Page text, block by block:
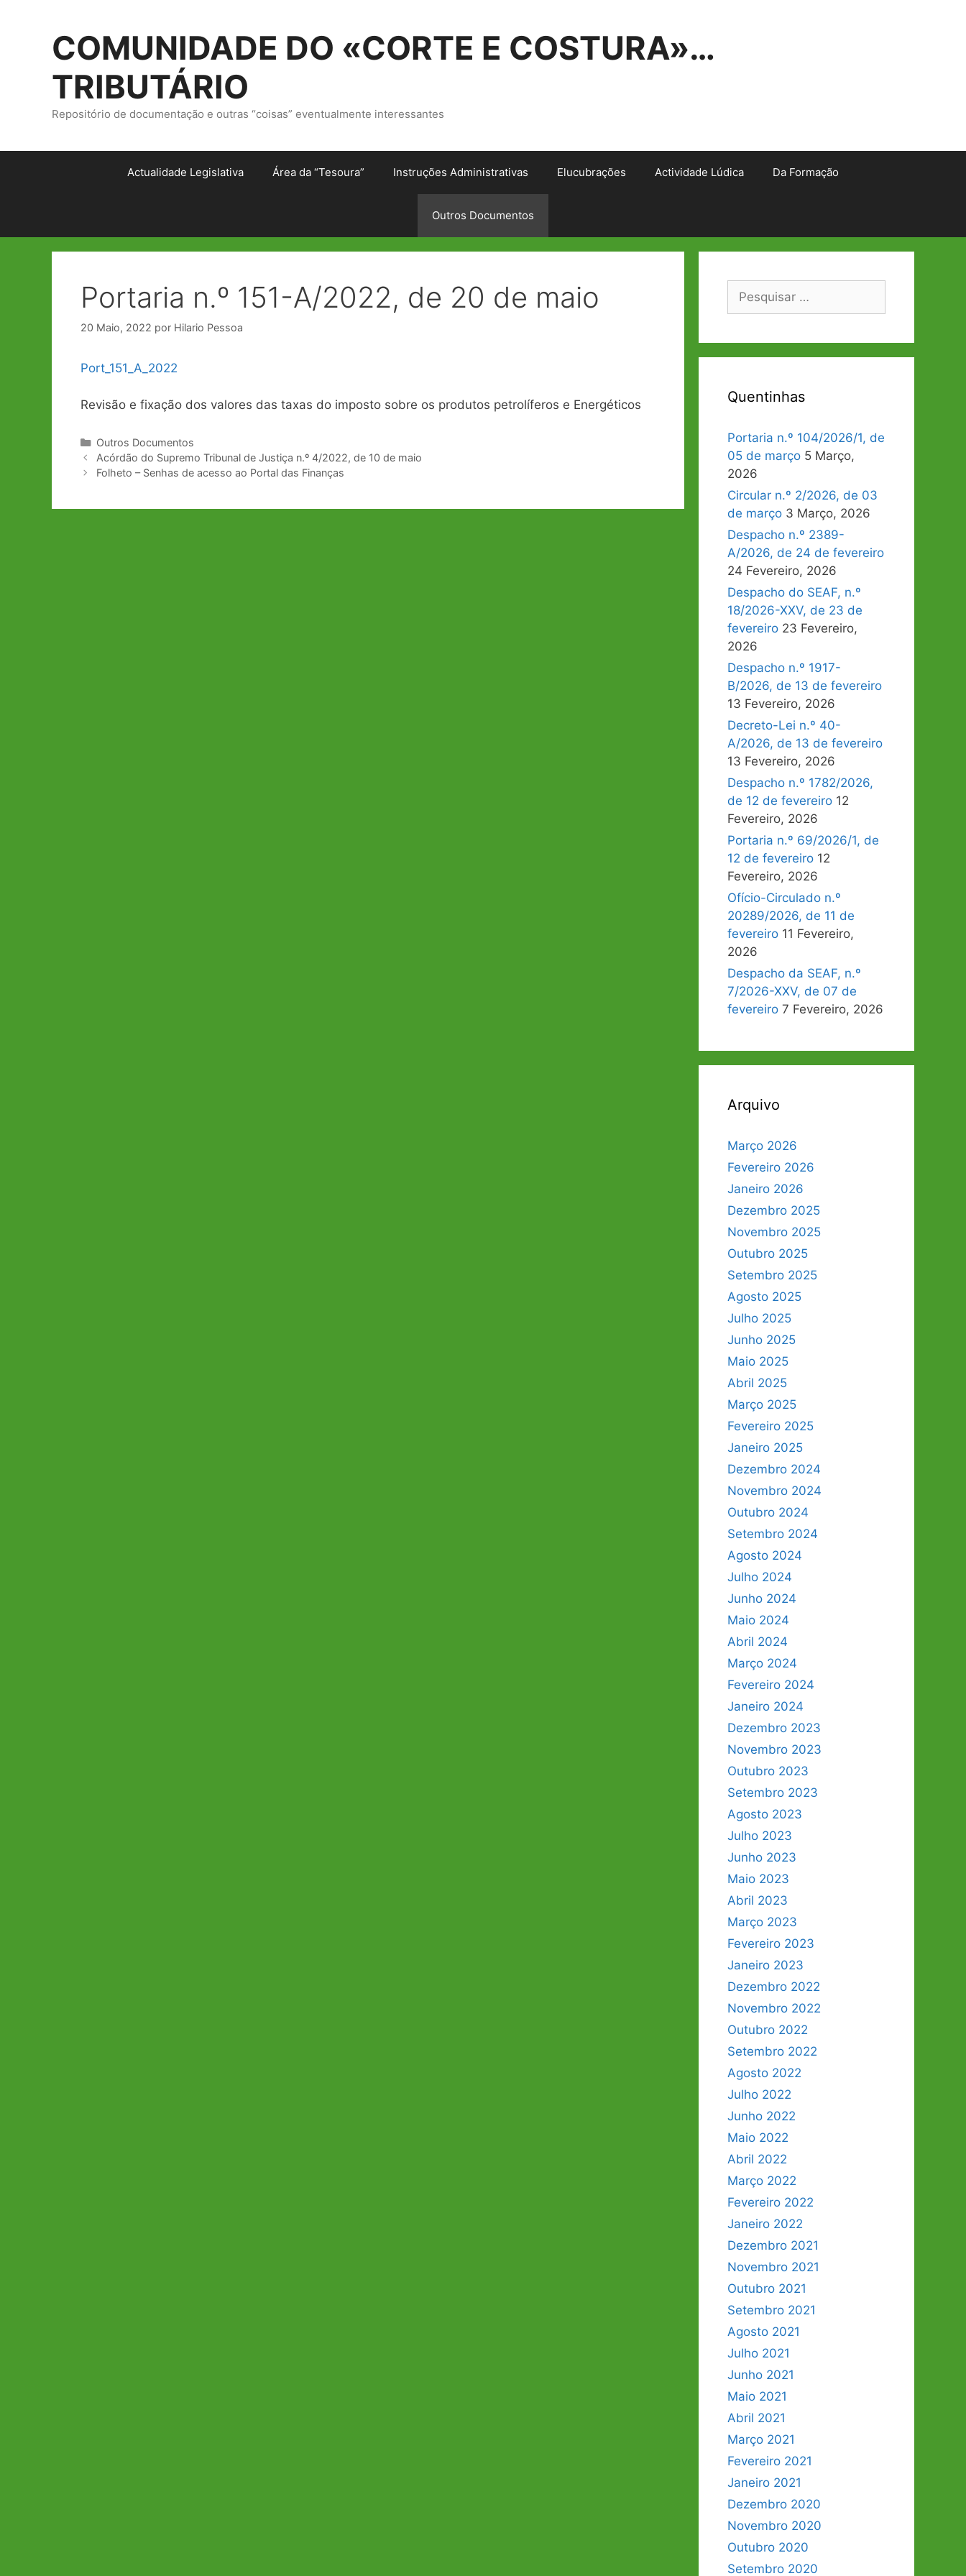
COMUNIDADE DO «CORTE E COSTURA»…
TRIBUTÁRIO
Repositório de documentação e outras “coisas” eventualmente interessantes
Actualidade Legislativa Área da “Tesoura” Instruções Administrativas Elucubrações Actividade Lúdica Da Formação
Outros Documentos
Portaria n.º 151-A/2022, de 20 de maio
20 Maio, 2022 por Hilario Pessoa
Port_151_A_2022
Revisão e fixação dos valores das taxas do imposto sobre os produtos petrolíferos e Energéticos
Categorias
Outros Documentos
Navegação
de
Acórdão do Supremo Tribunal de Justiça n.º 4/2022, de 10 de maio
Folheto – Senhas de acesso ao Portal das Finanças
Pesquisar
Quentinhas
Portaria n.º 104/2026/1, de
05 de março 5 Março,
2026
Circular n.º 2/2026, de 03
de março 3 Março, 2026
Despacho n.º 2389-
A/2026, de 24 de fevereiro
24 Fevereiro, 2026
Despacho do SEAF, n.º
18/2026-XXV, de 23 de
fevereiro 23 Fevereiro,
2026
Despacho n.º 1917-
B/2026, de 13 de fevereiro
13 Fevereiro, 2026
Decreto-Lei n.º 40-
A/2026, de 13 de fevereiro
13 Fevereiro, 2026
Despacho n.º 1782/2026,
de 12 de fevereiro 12
Fevereiro, 2026
Portaria n.º 69/2026/1, de
12 de fevereiro 12
Fevereiro, 2026
Ofício-Circulado n.º
20289/2026, de 11 de
fevereiro 11 Fevereiro,
2026
Despacho da SEAF, n.º
7/2026-XXV, de 07 de
fevereiro 7 Fevereiro, 2026
Arquivo
Março 2026
Fevereiro 2026
Janeiro 2026
Dezembro 2025
Novembro 2025
Outubro 2025
Setembro 2025
Agosto 2025
Julho 2025
Junho 2025
Maio 2025
Abril 2025
Março 2025
Fevereiro 2025
Janeiro 2025
Dezembro 2024
Novembro 2024
Outubro 2024
Setembro 2024
Agosto 2024
Julho 2024
Junho 2024
Maio 2024
Abril 2024
Março 2024
Fevereiro 2024
Janeiro 2024
Dezembro 2023
Novembro 2023
Outubro 2023
Setembro 2023
Agosto 2023
Julho 2023
Junho 2023
Maio 2023
Abril 2023
Março 2023
Fevereiro 2023
Janeiro 2023
Dezembro 2022
Novembro 2022
Outubro 2022
Setembro 2022
Agosto 2022
Julho 2022
Junho 2022
Maio 2022
Abril 2022
Março 2022
Fevereiro 2022
Janeiro 2022
Dezembro 2021
Novembro 2021
Outubro 2021
Setembro 2021
Agosto 2021
Julho 2021
Junho 2021
Maio 2021
Abril 2021
Março 2021
Fevereiro 2021
Janeiro 2021
Dezembro 2020
Novembro 2020
Outubro 2020
Setembro 2020